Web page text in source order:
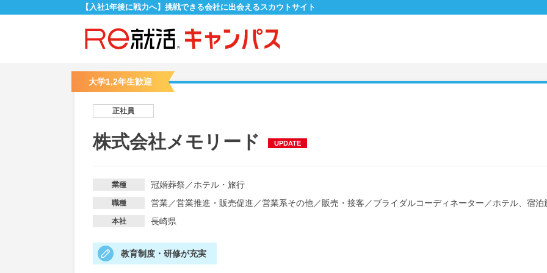
【入社1年後に戦力へ】挑戦できる会社に出会えるスカウトサイト
大学1,2年生歓迎
正社員
株式会社メモリード UPDATE
業種 冠婚葬祭 ／ホテル・旅行
職種 営業／営業推進・販売促進 ／営業系その他／販売・接客 ／ブライダルコーディネーター ／ホテル、宿泊
本社 長崎県
教育制度・研修が充実